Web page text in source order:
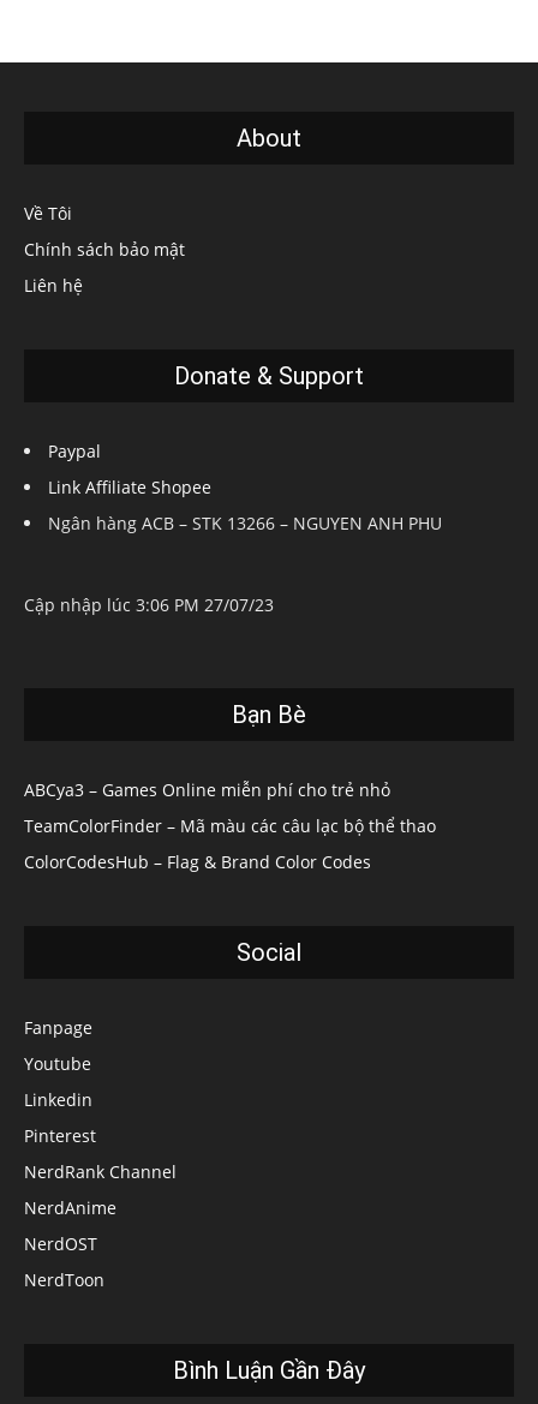
About
Về Tôi
Chính sách bảo mật
Liên hệ
Donate & Support
Paypal
Link Affiliate Shopee
Ngân hàng ACB – STK 13266 – NGUYEN ANH PHU
Cập nhập lúc 3:06 PM 27/07/23
Bạn Bè
ABCya3 – Games Online miễn phí cho trẻ nhỏ
TeamColorFinder – Mã màu các câu lạc bộ thể thao
ColorCodesHub – Flag & Brand Color Codes
Social
Fanpage
Youtube
Linkedin
Pinterest
NerdRank Channel
NerdAnime
NerdOST
NerdToon
Bình Luận Gần Đây